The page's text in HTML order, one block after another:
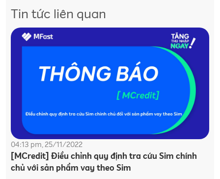
Tin tức liên quan
04:13 pm, 25/11/2022
[MCredit] Điều chỉnh quy định tra cứu Sim chính
chủ với sản phẩm vay theo Sim